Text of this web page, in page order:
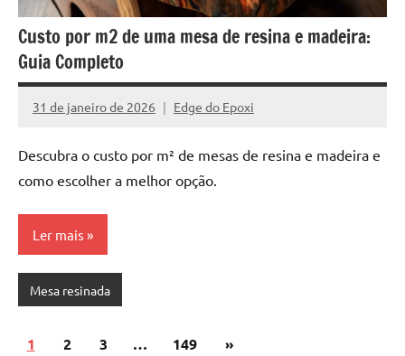
Custo por m2 de uma mesa de resina e madeira:
Guia Completo
31 de janeiro de 2026 Edge do Epoxi
Nenhum
Descubra o custo por m² de mesas de resina e madeira e
como escolher a melhor opção.
Ler mais
Mesa resinada
Paginação
1 2 3 … 149
Post
»